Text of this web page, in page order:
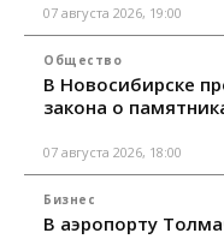
07 августа 2026, 19:00
Общество
В Новосибирске
закона о
07 августа 2026, 18:00
Бизнес
В аэропорту